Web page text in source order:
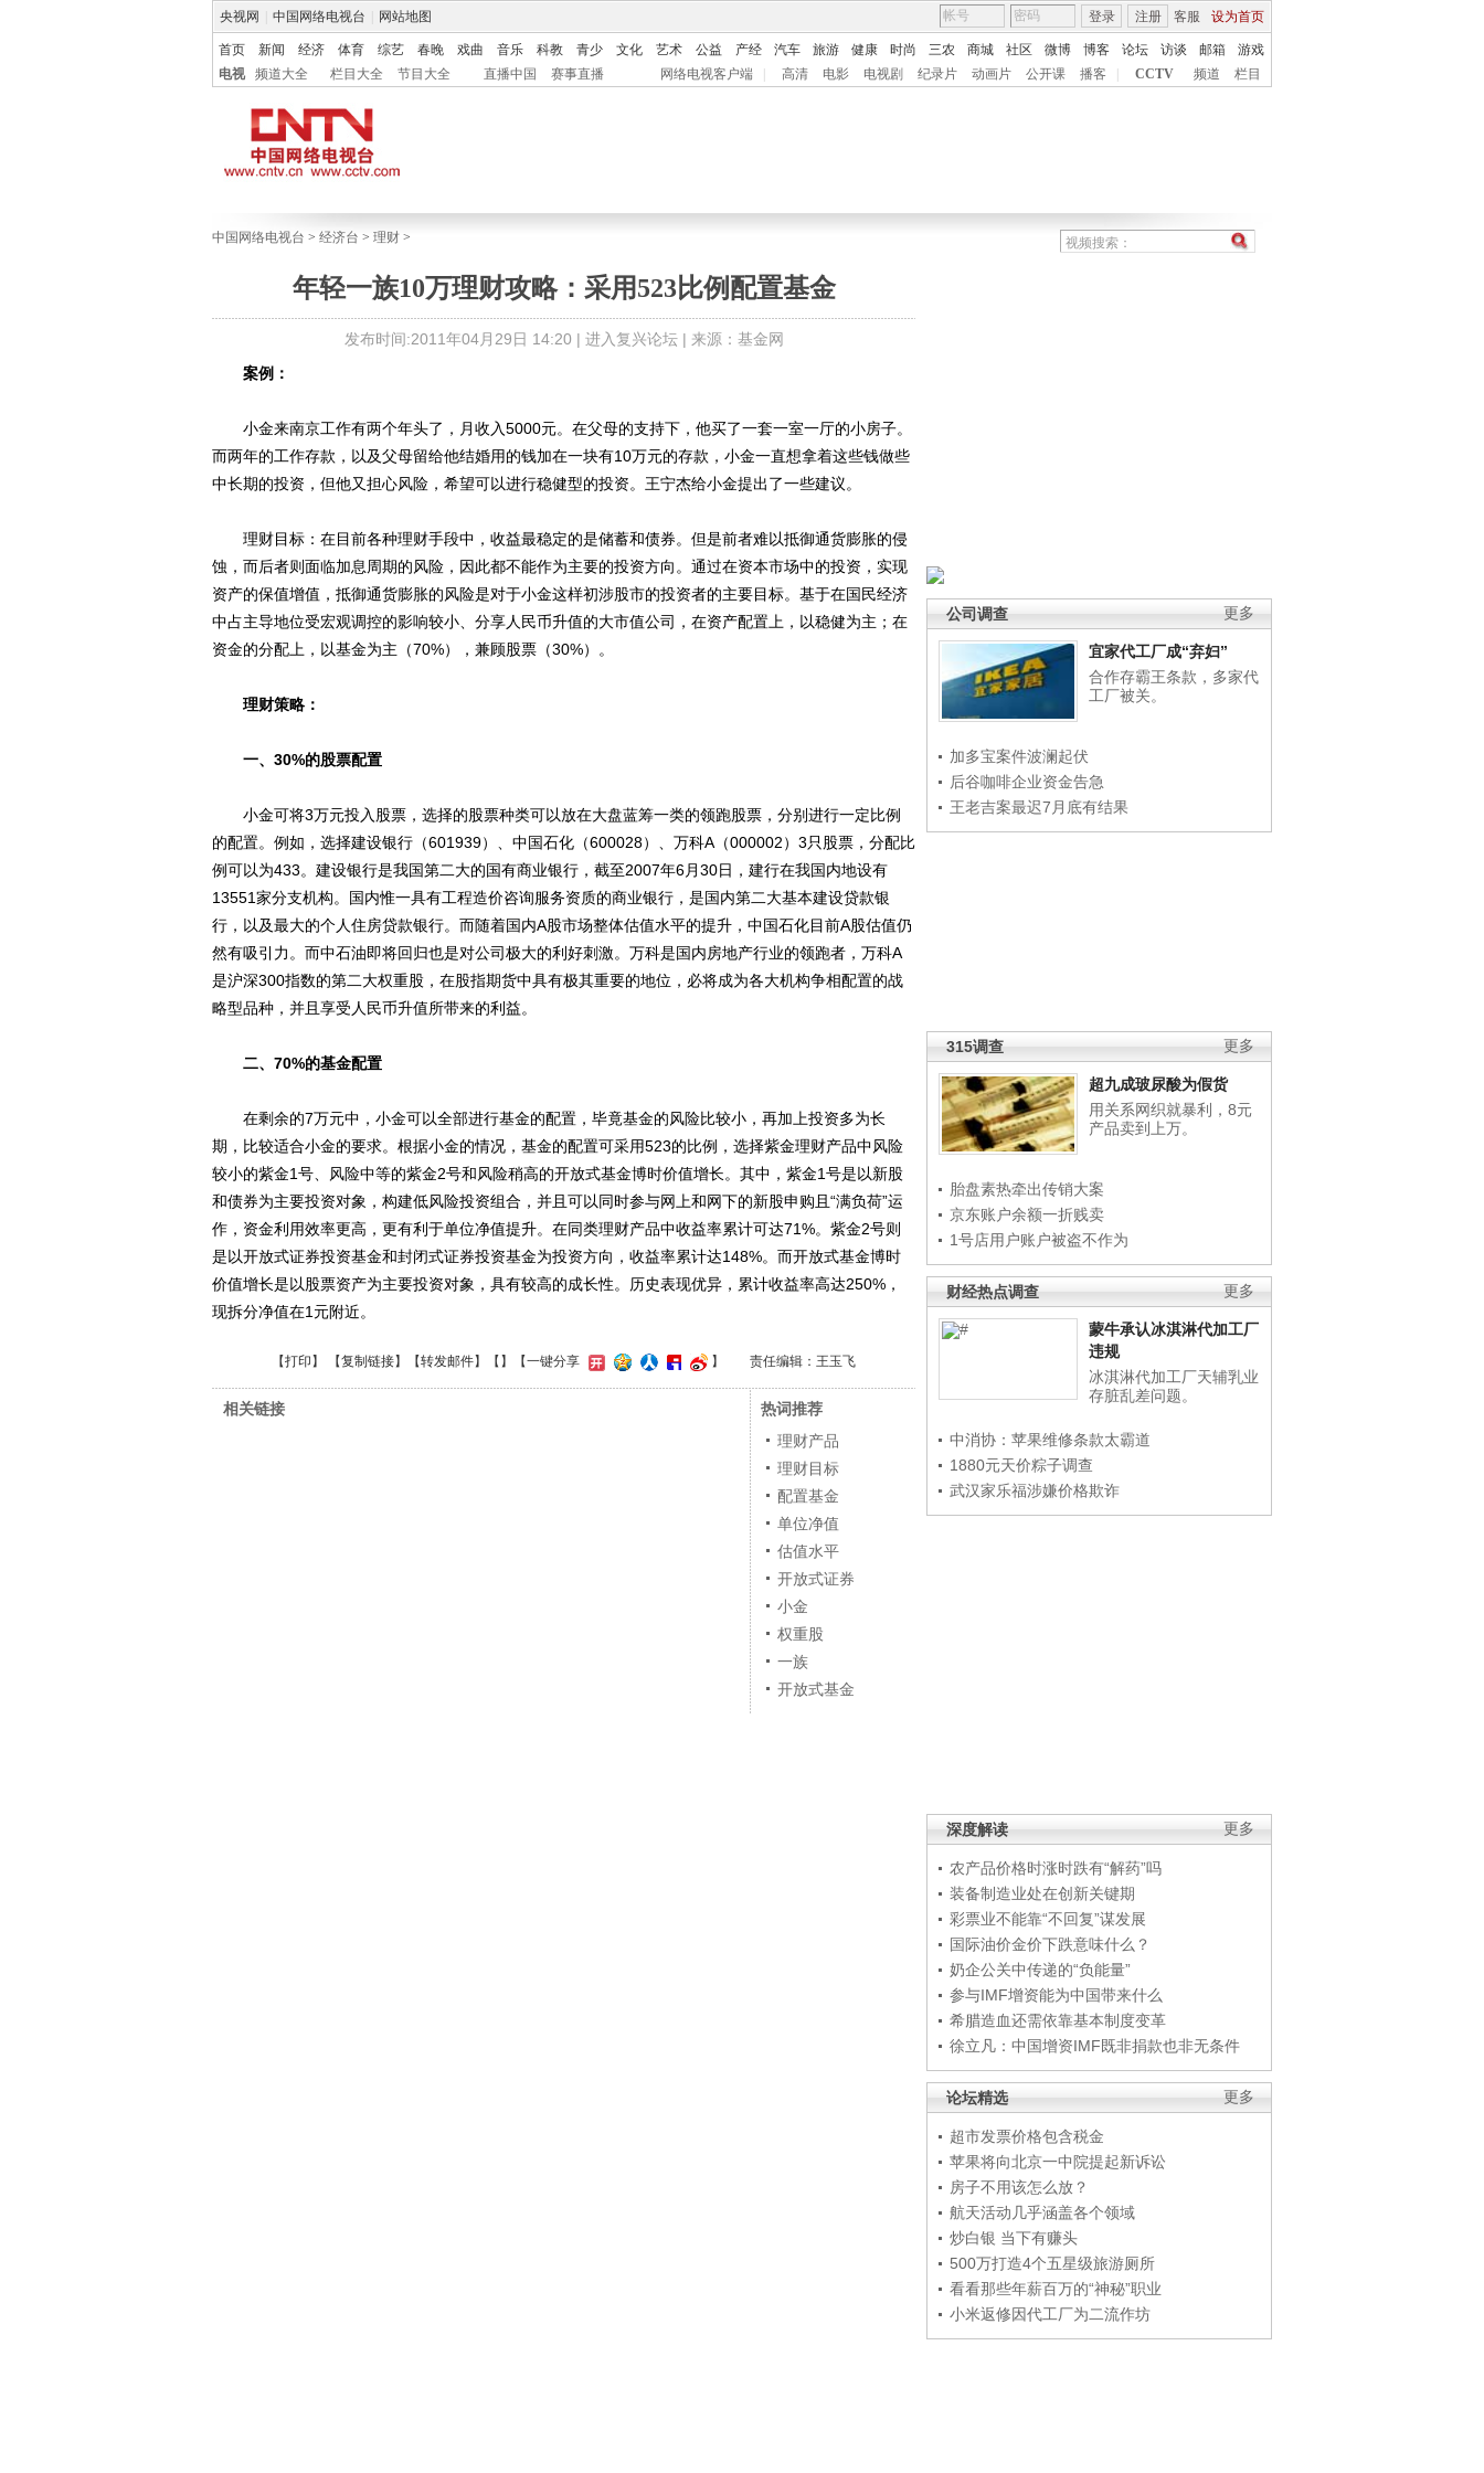
央视网 中国网络电视台 网站地图 客服 设为首页
登录 注册
首页 新闻 经济 体育 综艺 春晚 戏曲 音乐 科教 青少 文化 艺术 公益 产经 汽车 旅游 健康 时尚 三农 商城 社区 微博 博客 论坛 访谈 邮箱
游戏
电视
频道大全 栏目大全 节目大全 直播中国 赛事直播 网络电视客户端 高清 电影 电视剧 纪录片 动画片 公开课 播客 CCTV 频道 栏目
中国网络电视台 > 经济台 > 理财 >
年轻一族10万理财攻略：采用523比例配置基金
发布时间:2011年04月29日 14:20 | 进入复兴论坛| 来源：基金网
更多
公司调查
宜家代工厂成“弃妇”
合作存霸王条款，多家代
工厂被关。
加多宝案件波澜起伏
后谷咖啡企业资金告急
王老吉案最迟7月底有结果
更多
315调查
超九成玻尿酸为假货
用关系网织就暴利，8元
产品卖到上万。
胎盘素热牵出传销大案
京东账户余额一折贱卖
1号店用户账户被盗不作为
更多
财经热点调查
蒙牛承认冰淇淋代加工厂
违规
冰淇淋代加工厂天辅乳业
存脏乱差问题。
中消协：苹果维修条款太霸道
1880元天价粽子调查
武汉家乐福涉嫌价格欺诈
更多
深度解读
农产品价格时涨时跌有“解药”吗
装备制造业处在创新关键期
彩票业不能靠“不回复”谋发展
国际油价金价下跌意味什么？
奶企公关中传递的“负能量”
参与IMF增资能为中国带来什么
希腊造血还需依靠基本制度变革
徐立凡：中国增资IMF既非捐款也非无条件
更多
论坛精选
超市发票价格包含税金
苹果将向北京一中院提起新诉讼
房子不用该怎么放？
航天活动几乎涵盖各个领域
炒白银 当下有赚头
500万打造4个五星级旅游厕所
看看那些年薪百万的“神秘”职业
小米返修因代工厂为二流作坊
案例：
小金来南京工作有两个年头了，月收入5000元。在父母的支持下，他买了一套一室一厅的小房子。
而两年的工作存款，以及父母留给他结婚用的钱加在一块有10万元的存款，小金一直想拿着这些钱做些
中长期的投资，但他又担心风险，希望可以进行稳健型的投资。王宁杰给小金提出了一些建议。
理财目标：在目前各种理财手段中，收益最稳定的是储蓄和债券。但是前者难以抵御通货膨胀的侵
蚀，而后者则面临加息周期的风险，因此都不能作为主要的投资方向。通过在资本市场中的投资，实现
资产的保值增值，抵御通货膨胀的风险是对于小金这样初涉股市的投资者的主要目标。基于在国民经济
中占主导地位受宏观调控的影响较小、分享人民币升值的大市值公司，在资产配置上，以稳健为主；在
资金的分配上，以基金为主（70%），兼顾股票（30%）。
理财策略：
一、30%的股票配置
小金可将3万元投入股票，选择的股票种类可以放在大盘蓝筹一类的领跑股票，分别进行一定比例
的配置。例如，选择建设银行（601939）、中国石化（600028）、万科A（000002）3只股票，分配比
例可以为433。建设银行是我国第二大的国有商业银行，截至2007年6月30日，建行在我国内地设有
13551家分支机构。国内惟一具有工程造价咨询服务资质的商业银行，是国内第二大基本建设贷款银
行，以及最大的个人住房贷款银行。而随着国内A股市场整体估值水平的提升，中国石化目前A股估值仍
然有吸引力。而中石油即将回归也是对公司极大的利好刺激。万科是国内房地产行业的领跑者，万科A
是沪深300指数的第二大权重股，在股指期货中具有极其重要的地位，必将成为各大机构争相配置的战
略型品种，并且享受人民币升值所带来的利益。
二、70%的基金配置
在剩余的7万元中，小金可以全部进行基金的配置，毕竟基金的风险比较小，再加上投资多为长
期，比较适合小金的要求。根据小金的情况，基金的配置可采用523的比例，选择紫金理财产品中风险
较小的紫金1号、风险中等的紫金2号和风险稍高的开放式基金博时价值增长。其中，紫金1号是以新股
和债券为主要投资对象，构建低风险投资组合，并且可以同时参与网上和网下的新股申购且“满负荷”运
作，资金利用效率更高，更有利于单位净值提升。在同类理财产品中收益率累计可达71%。紫金2号则
是以开放式证券投资基金和封闭式证券投资基金为投资方向，收益率累计达148%。而开放式基金博时
价值增长是以股票资产为主要投资对象，具有较高的成长性。历史表现优异，累计收益率高达250%，
现拆分净值在1元附近。
【打印 】 【复制链接】【转发邮件】【 】 【一键分享 】 责任编辑：王玉飞
相关链接
热词推荐
理财产品
理财目标
配置基金
单位净值
估值水平
开放式证券
小金
权重股
一族
开放式基金